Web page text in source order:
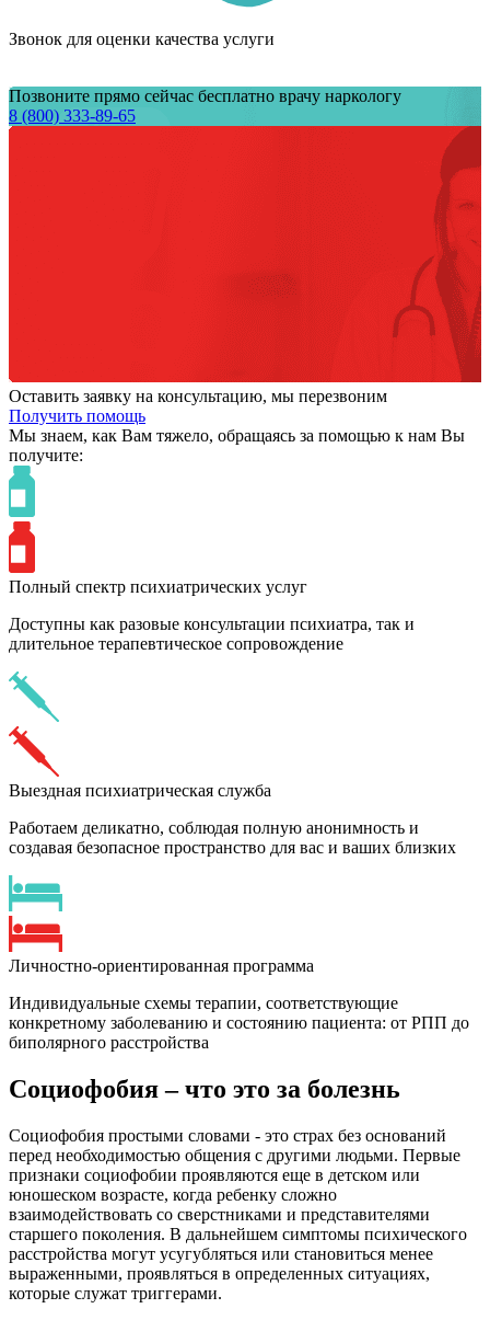
Звонок для оценки качества услуги
Позвоните прямо сейчас бесплатно врачу наркологу
8 (800) 333-89-65
Оставить заявку на консультацию, мы перезвоним
Получить помощь
Мы знаем, как Вам тяжело, обращаясь за помощью к нам Вы
получите:
Полный спектр психиатрических услуг
Доступны как разовые консультации психиатра, так и
длительное терапевтическое сопровождение
Выездная психиатрическая служба
Работаем деликатно, соблюдая полную анонимность и
создавая безопасное пространство для вас и ваших близких
Личностно-ориентированная программа
Индивидуальные схемы терапии, соответствующие
конкретному заболеванию и состоянию пациента: от РПП до
биполярного расстройства
Социофобия – что это за болезнь
Социофобия простыми словами - это страх без оснований
перед необходимостью общения с другими людьми. Первые
признаки социофобии проявляются еще в детском или
юношеском возрасте, когда ребенку сложно
взаимодействовать со сверстниками и представителями
старшего поколения. В дальнейшем симптомы психического
расстройства могут усугубляться или становиться менее
выраженными, проявляться в определенных ситуациях,
которые служат триггерами.